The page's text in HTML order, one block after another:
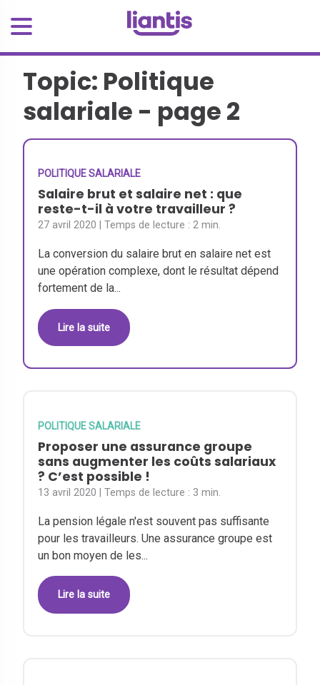
Topic: Politique
salariale - page 2
POLITIQUE SALARIALE
Salaire brut et salaire net : que
reste-t-il à votre travailleur ?
27 avril 2020 | Temps de lecture :2 min.
La conversion du salaire brut en salaire net est
une opération complexe, dont le résultat dépend
fortement de la...
Lire la suite
POLITIQUE SALARIALE
Proposer une assurance groupe
sans augmenter les coûts salariaux
? C’est possible !
13 avril 2020 | Temps de lecture : 3 min.
La pension légale n'est souvent pas suffisante
pour les travailleurs. Une assurance groupe est
un bon moyen de les...
Lire la suite